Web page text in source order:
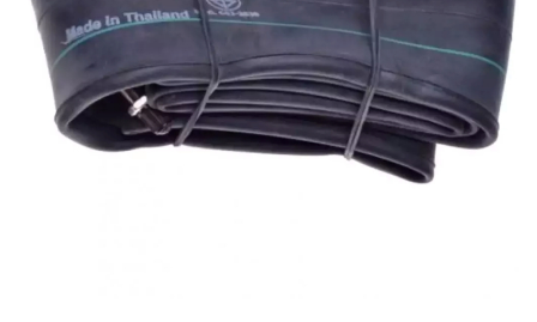
Etrieri
https://www.doctortrotineta.ro/lumini
Stop trotineta
Faruri
https://www.doctortrotineta.ro/cadru